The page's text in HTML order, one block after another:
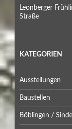
Leonberger
Straße
KATEGORIEN
Ausstellungen
Baustellen
Böblingen /